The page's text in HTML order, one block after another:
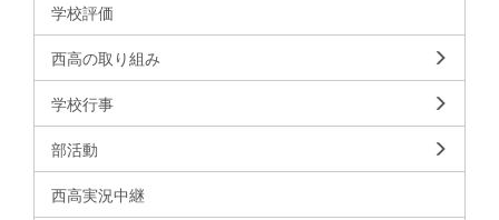
学校評価
西高の取り組み
学校行事
部活動
西高実況中継